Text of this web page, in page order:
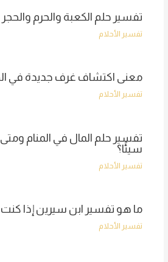
تفسير حلم الكعبة والحرم
تفسير الأحلام
معنى اكتشاف غرف جديدة في
تفسير الأحلام
تفسير حلم المال في المنام
سيئًا؟
تفسير الأحلام
ما هو تفسير ابن سيرين إذا كنت
تفسير الأحلام